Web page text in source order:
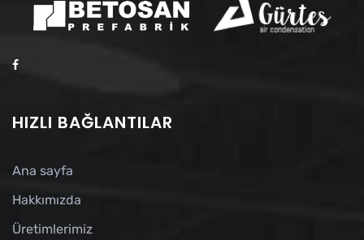
HIZLI BAĞLANTILAR
Ana sayfa
Hakkımızda
Üretimlerimiz